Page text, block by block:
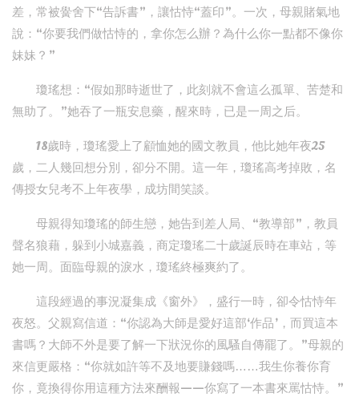
差，常被黌舍下“告訴書”，讓怙恃“蓋印”。一次，母親賭氣地
說：“你要我們做怙恃的，拿你怎么辦？為什么你一點都不像你
妹妹？”
瓊瑤想：“假如那時逝世了，此刻就不會這么孤單、苦楚和
無助了。”她吞了一瓶安息藥，醒來時，已是一周之后。
18歲時，瓊瑤愛上了顧恤她的國文教員，他比她年夜25
歲，二人幾回想分別，卻分不開。這一年，瓊瑤高考掉敗，名
傳授女兒考不上年夜學，成坊間笑談。
母親得知瓊瑤的師生戀，她告到差人局、“教導部”，教員
聲名狼藉，躲到小城嘉義，商定瓊瑤二十歲誕辰時在車站，等
她一周。面臨母親的淚水，瓊瑤終極爽約了。
這段經過的事況凝集成《窗外》，盛行一時，卻令怙恃年
夜怒。父親寫信道：“你認為大師是愛好這部‘作品’，而買這本
書嗎？大師不外是要了解一下狀況你的風騷自傳罷了。”母親的
來信更嚴格：“你就如許等不及地要賺錢嗎……我生你養你育
你，竟換得你用這種方法來酬報——你寫了一本書來罵怙恃。”